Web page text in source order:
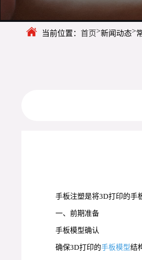
当前位置： 首页>新闻动态>
手板注塑是将3D打印的手
一、前期准备
手板模型确认
确保3D打印的手板模型结